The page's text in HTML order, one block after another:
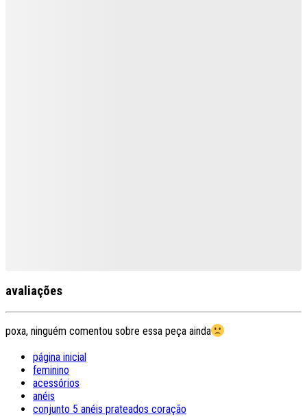
avaliações
poxa, ninguém comentou sobre essa peça ainda
página inicial
feminino
acessórios
anéis
conjunto 5 anéis prateados coração